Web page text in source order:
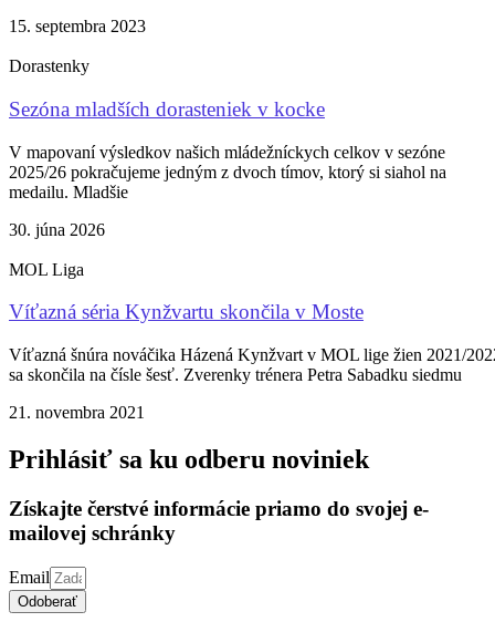
15. septembra 2023
Dorastenky
Sezóna mladších dorasteniek v kocke
V mapovaní výsledkov našich mládežníckych celkov v sezóne
2025/26 pokračujeme jedným z dvoch tímov, ktorý si siahol na
medailu. Mladšie
30. júna 2026
MOL Liga
Víťazná séria Kynžvartu skončila v Moste
Víťazná šnúra nováčika Házená Kynžvart v MOL lige žien 2021/
sa skončila na čísle šesť. Zverenky trénera Petra Sabadku siedmu
21. novembra 2021
Prihlásiť sa ku odberu noviniek
Získajte čerstvé informácie priamo do svojej e-
mailovej schránky
Email
Odoberať